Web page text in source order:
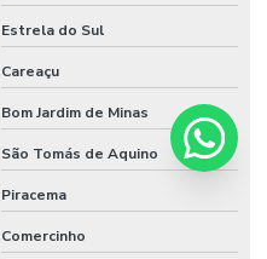
Estrela do Sul
Careaçu
Bom Jardim de Minas
São Tomás de Aquino
Piracema
Comercinho